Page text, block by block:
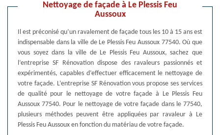
Nettoyage de façade à Le Plessis Feu
Aussoux
Il est préconisé qu’un ravalement de façade tous les 10 à 15 ans est
indispensable dans la ville de Le Plessis Feu Aussoux 77540. Où que
vous soyez dans la ville de Le Plessis Feu Aussoux, sachez que
l’entreprise SF Rénovation dispose des ravaleurs passionnés et
expérimentés, capables d’effectuer efficacement le nettoyage de
votre façade. L’entreprise SF Rénovation vous propose ses services
de qualité pour le nettoyage de votre façade à Le Plessis Feu
Aussoux 77540. Pour le nettoyage de votre façade dans le 77540,
plusieurs méthodes peuvent être appliquées par ravaleur à Le
Plessis Feu Aussoux en fonction du matériau de votre façade.